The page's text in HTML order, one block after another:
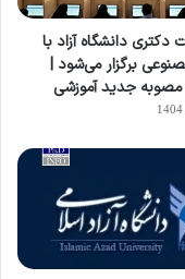
دکتری دانشگاه آزاد با
برگزار می‌شود |
مصوبه جدید آموزشی